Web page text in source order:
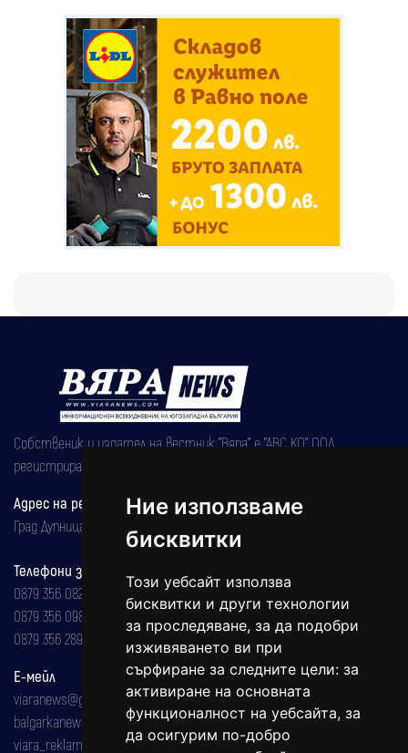
Ние използваме
бисквитки
Този уебсайт използва
бисквитки и други технологии
за проследяване, за да подобри
изживяването ви при
сърфиране за следните цели: за
активиране на основната
функционалност на уебсайта, за
да осигурим по-добро
Собственик и издател на вестник "Вяра" е "АВС КО" ООД,
регистрирана на 08.05.2002 година.
Адрес на редакцията
Град Дупница, ул.''Христо Ботев" 43
Телефони за реклама и абонаменти
0879 356 082
0879 356 098
0879 356 289
Е-мейл
viaranews@gmail.com
balgarkanews@gmail.com
viara_reklama@mail.bg